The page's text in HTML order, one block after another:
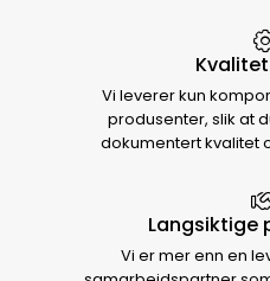
Vi leverer kun
produsenter, slik at
dokumentert kvalitet
Langsiktige
Vi er mer enn en